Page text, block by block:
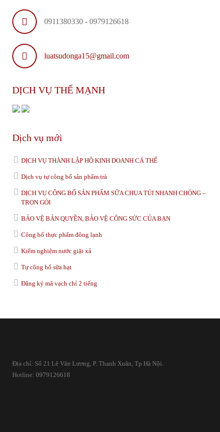
0911380330 - 0979126618
luatsudonga15@gmail.com
DỊCH VỤ THẾ MẠNH
Dịch vụ mới
DỊCH VỤ THÀNH LẬP HỘ KINH DOANH CÁ THỂ
Dịch vụ tự công bố sản phẩm trà
DỊCH VỤ CÔNG BỐ SẢN PHẨM SỮA CHUA TÚI NHANH CHÓNG –
TRỌN GÓI
BẢO VỆ BẢN QUYỀN, BẢO VỆ CÔNG SỨC CỦA BẠN
Công bố thực phẩm đông lạnh
Kiểm nghiệm nước giặt xả
Tự công bố sữa hạt
Đăng ký mã vạch chỉ 2 tiếng
Địa chỉ: Số 21 Lê Văn Lương, P. Thanh Xuân, Tp Hà Nội.
Hotline: 0979126618